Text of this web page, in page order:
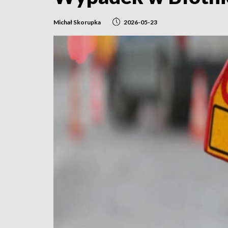
Michał Skorupka 2026-05-23